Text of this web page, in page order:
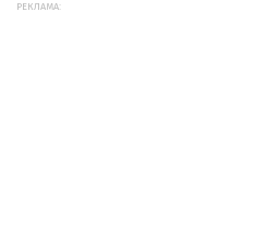
РЕКЛАМА: